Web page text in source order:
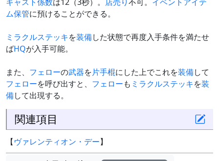
ム保管に預けることができる。
ミラクルステッキを装備した状態で再度入手条件を満たせ
ばHQが入手可能。
また、 フェローの武器を片手棍にした上でこれを装備して
フェローを呼び出すと、 フェローも ミラクルステッキを装
備して出現する。
関連項目
【ヴァレンティオン・デー】